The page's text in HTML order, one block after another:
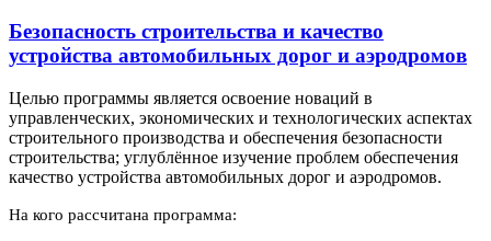
Безопасность строительства и качество
устройства автомобильных дорог и аэродромов
Целью программы является освоение новаций в
управленческих, экономических и технологических аспектах
строительного производства и обеспечения безопасности
строительства; углублённое изучение проблем обеспечения
качество устройства автомобильных дорог и аэродромов.
На кого рассчитана программа: